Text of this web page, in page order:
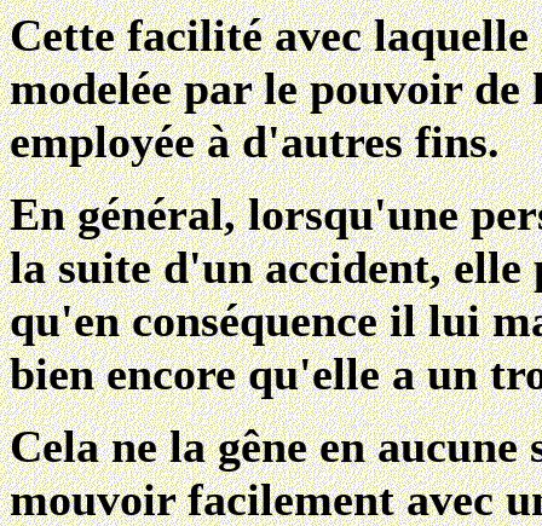
Cette facilité avec
modelée par le pouvoir de
employée à d'autres fins.
En général, lorsqu'une
la suite d'un accident, elle
qu'en conséquence il lui
bien encore qu'elle a un
Cela ne la gêne en
mouvoir facilement avec